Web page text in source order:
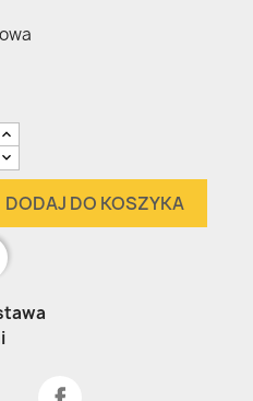
DODAJ DO KOSZYKA